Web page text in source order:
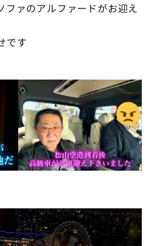
ファのアルファードがお迎え
です